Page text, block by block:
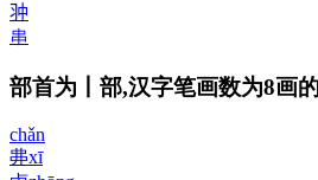
𠁨
串
部首为丨部,汉字笔画数为8画
chǎn
丳xī